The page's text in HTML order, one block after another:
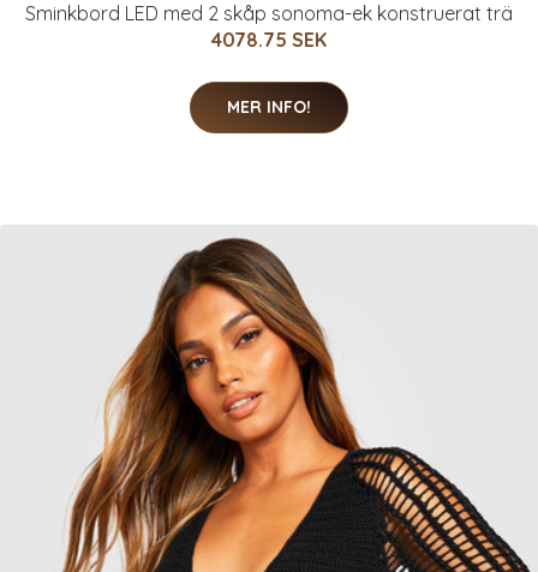
Sminkbord LED med 2 skåp sonoma-ek konstruerat trä
4078.75 SEK
MER INFO!